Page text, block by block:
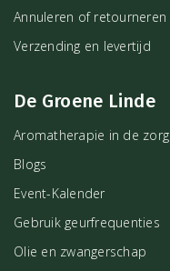
Annuleren of retourneren
Verzending en levertijd
De Groene Linde
Aromatherapie in de zorg
Blogs
Event-Kalender
Gebruik geurfrequenties
Olie en zwangerschap